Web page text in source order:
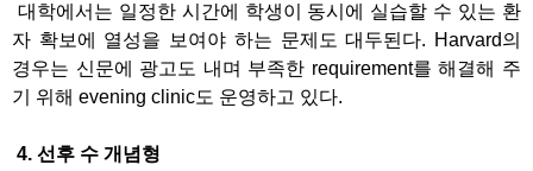
대학에서는 일정한 시간에 학생이 동시에 실습할 수 있는 환
자 확보에 열성을 보여야 하는 문제도 대두된다. Harvard의
경우는 신문에 광고도 내며 부족한 requirement를 해결해 주
기 위해 evening clinic도 운영하고 있다.
4. 선후 수 개념형